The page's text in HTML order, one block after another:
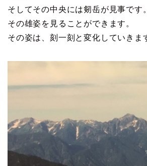
そしてその中央には剱岳が見事です
その雄姿を見ることができます。
その姿は、刻一刻と変化していきま